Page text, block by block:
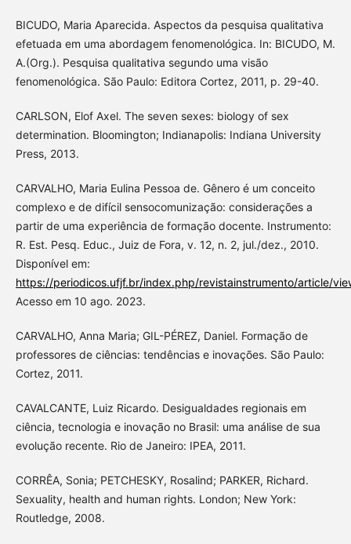
BICUDO, Maria Aparecida. Aspectos da pesquisa qualitativa
efetuada em uma abordagem fenomenológica. In: BICUDO, M.
A.(Org.). Pesquisa qualitativa segundo uma visão
fenomenológica. São Paulo: Editora Cortez, 2011, p. 29-40.
CARLSON, Elof Axel. The seven sexes: biology of sex
determination. Bloomington; Indianapolis: Indiana University
Press, 2013.
CARVALHO, Maria Eulina Pessoa de. Gênero é um conceito
complexo e de difícil sensocomunização: considerações a
partir de uma experiência de formação docente. Instrumento:
R. Est. Pesq. Educ., Juiz de Fora, v. 12, n. 2, jul./dez., 2010.
Disponível em:
https://periodicos.ufjf.br/index.php/revistainstrumento/article/
Acesso em 10 ago. 2023.
CARVALHO, Anna Maria; GIL-PÉREZ, Daniel. Formação de
professores de ciências: tendências e inovações. São Paulo:
Cortez, 2011.
CAVALCANTE, Luiz Ricardo. Desigualdades regionais em
ciência, tecnologia e inovação no Brasil: uma análise de sua
evolução recente. Rio de Janeiro: IPEA, 2011.
CORRÊA, Sonia; PETCHESKY, Rosalind; PARKER, Richard.
Sexuality, health and human rights. London; New York:
Routledge, 2008.